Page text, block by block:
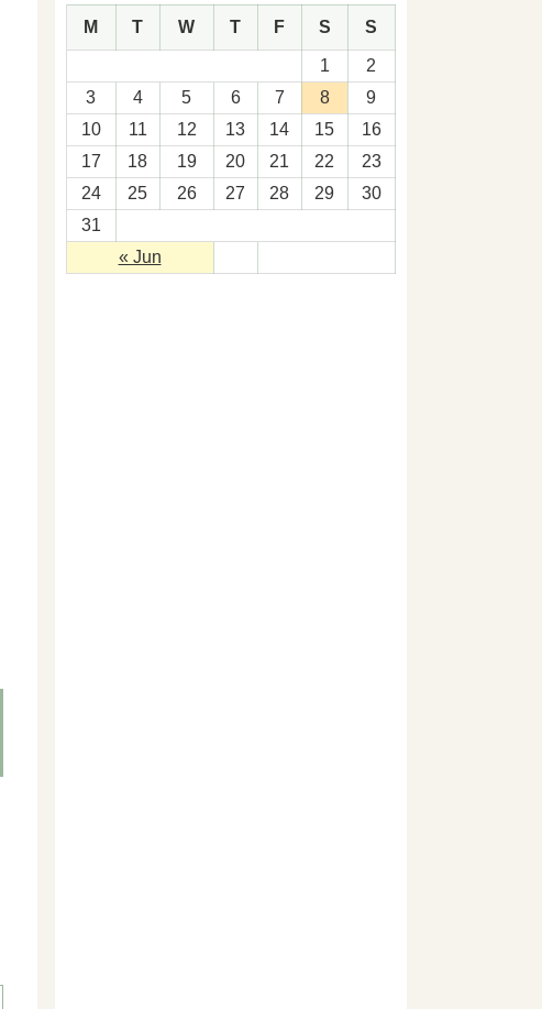
M T W T F S S
« Jun
1
2
3
4 5 6 7 8
9
10
11 12 13 14 15
16
17
18 19 20 21 22
23
24
25 26 27 28 29
30
31